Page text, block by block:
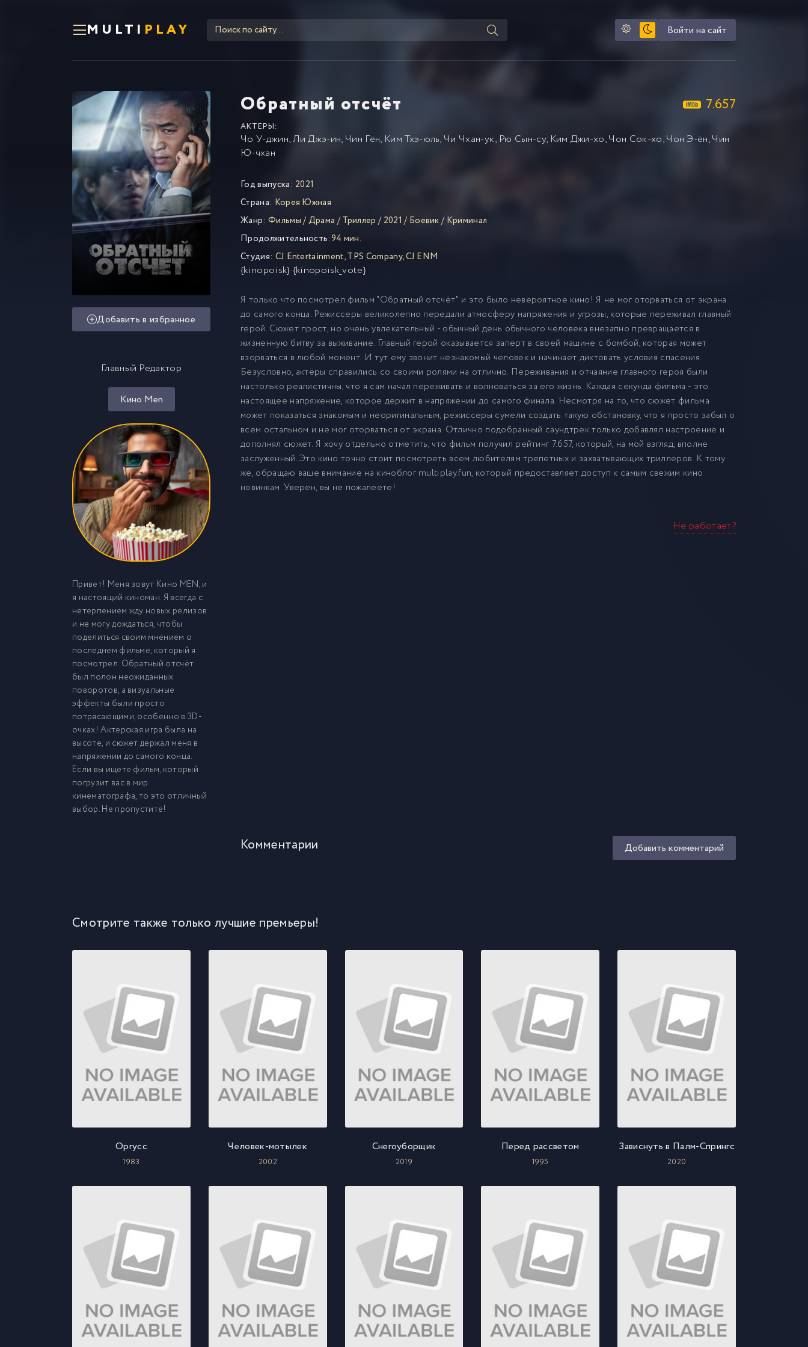
MULTI PLAY Войти на сайт
Обратный отсчёт 7.657
АКТЕРЫ:
Чо У-джин,Ли Джэ-ин, Чин Гён, Ким Тхэ-юль, Чи Чхан-ук, Рю Сын-су, Ким Джи-хо,Чон Сок-хо,Чон Э-ён,Чин
Ю-чхан
Добавить в избранное
Главный Редактор
Кино Men
Привет! Меня зовут Кино MEN, и
я настоящий киноман. Я всегда с
нетерпением жду новых релизов
и не могу дождаться, чтобы
поделиться своим мнением о
последнем фильме, который я
посмотрел. Обратный отсчёт
был полон неожиданных
поворотов, а визуальные
эффекты были просто
потрясающими, особенно в 3D-
очках! Актерская игра была на
высоте, и сюжет держал меня в
напряжении до самого конца.
Если вы ищете фильм, который
погрузит вас в мир
кинематографа, то это отличный
выбор. Не пропустите!
Год выпуска: 2021
Страна: Корея Южная
Жанр: Фильмы/Драма /Триллер / 2021 / Боевик/ Криминал
Продолжительность:94 мин.
Студия: CJ Entertainment,TPS Company,CJ ENM
{kinopoisk} {kinopoisk_vote}
Я только что посмотрел фильм "Обратный отсчёт" и это было невероятное кино! Я не мог оторваться от экрана
до самого конца. Режиссеры великолепно передали атмосферу напряжения и угрозы, которые переживал главный
герой. Сюжет прост, но очень увлекательный - обычный день обычного человека внезапно превращается в
жизненную битву за выживание. Главный герой оказывается заперт в своей машине с бомбой, которая может
взорваться в любой момент. И тут ему звонит незнакомый человек и начинает диктовать условия спасения.
Безусловно, актёры справились со своими ролями на отлично. Переживания и отчаяние главного героя были
настолько реалистичны, что я сам начал переживать и волноваться за его жизнь. Каждая секунда фильма - это
настоящее напряжение, которое держит в напряжении до самого финала. Несмотря на то, что сюжет фильма
может показаться знакомым и неоригинальным, режиссеры сумели создать такую обстановку, что я просто забыл о
всем остальном и не мог оторваться от экрана. Отлично подобранный саундтрек только добавлял настроение и
дополнял сюжет. Я хочу отдельно отметить, что фильм получил рейтинг 7.657, который, на мой взгляд, вполне
заслуженный. Это кино точно стоит посмотреть всем любителям трепетных и захватывающих триллеров. К тому
же, обращаю ваше внимание на киноблог multiplay.fun, который предоставляет доступ к самым свежим кино
новинкам. Уверен, вы не пожалеете!
Не работает?
Комментарии Добавить комментарий
Смотрите также только лучшие премьеры!
Оргусс
1983
Человек-мотылек
2002
Снегоуборщик
2019
Перед рассветом
1995
Зависнуть в Палм-Спрингс
2020